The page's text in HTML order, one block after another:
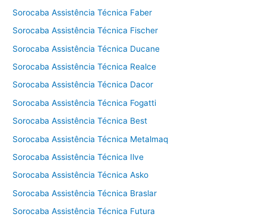
Sorocaba Assistência Técnica Faber
Sorocaba Assistência Técnica Fischer
Sorocaba Assistência Técnica Ducane
Sorocaba Assistência Técnica Realce
Sorocaba Assistência Técnica Dacor
Sorocaba Assistência Técnica Fogatti
Sorocaba Assistência Técnica Best
Sorocaba Assistência Técnica Metalmaq
Sorocaba Assistência Técnica Ilve
Sorocaba Assistência Técnica Asko
Sorocaba Assistência Técnica Braslar
Sorocaba Assistência Técnica Futura